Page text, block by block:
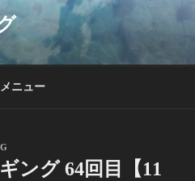
メニュー
ング 64回目【11